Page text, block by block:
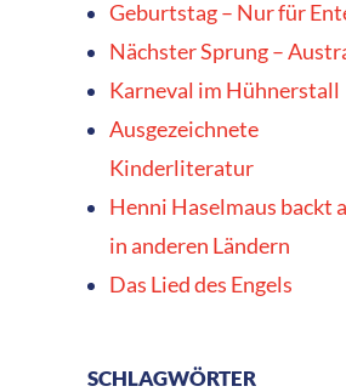
Geburtstag – Nur für
Nächster Sprung –
Karneval im Hühnerstall
Ausgezeichnete
Kinderliteratur
Henni Haselmaus backt
in anderen Ländern
Das Lied des Engels
SCHLAGWÖRTER